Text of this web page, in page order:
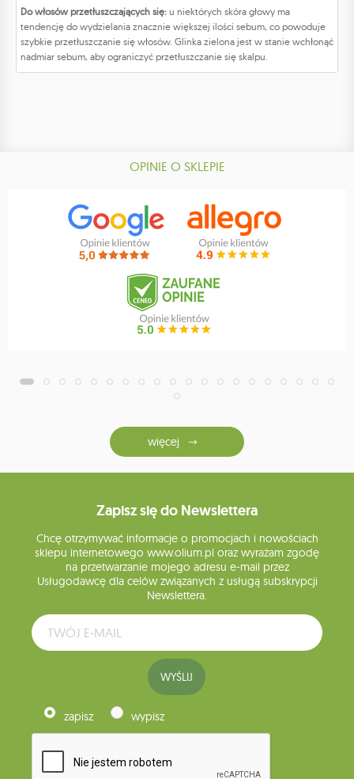
Do włosów przetłuszczających się: u niektórych skóra głowy ma
tendencję do wydzielania znacznie większej ilości sebum, co powoduje
szybkie przetłuszczanie się włosów. Glinka zielona jest w stanie wchłonąć
nadmiar sebum, aby ograniczyć przetłuszczanie się skalpu.
OPINIE O SKLEPIE
więcej
Zapisz się do Newslettera
Chcę otrzymywać informacje o promocjach i nowościach
sklepu internetowego www.olium.pl oraz wyrażam zgodę
na przetwarzanie mojego adresu e-mail przez
Usługodawcę dla celów związanych z usługą subskrypcji
Newslettera.
WYŚLIJ
zapisz wypisz